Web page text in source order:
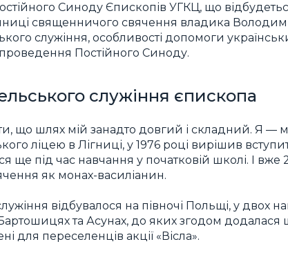
Синоду Єпископів УГКЦ, що
священничого свячення владика
служіння, особливості допомоги
Постійного Синоду.
служіння єпископа
що шлях мій занадто довгий і складний. Я —
ліцею в Лігниці, у 1976 pоці вирішив
ще під час навчання у початковій школі. І вже
як монах-василіанин.
відбувалося на півночі Польщі, у двох
та Асунах, до яких згодом
для переселенців акції «Вісла».